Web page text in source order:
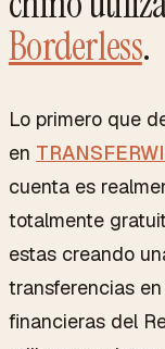
Borderless.
Lo primero que
en
cuenta es
totalmente
estas creando
transferencias
financieras del